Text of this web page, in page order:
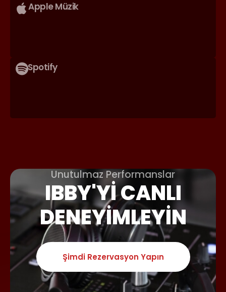
Apple Müzik
Spotify
Unutulmaz Performanslar
IBBY'YI CANLI
DENEYIMLEYIN
Şimdi Rezervasyon Yapın